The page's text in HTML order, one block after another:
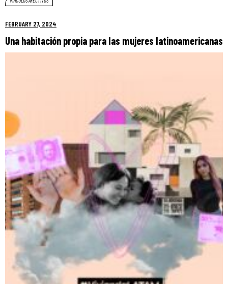
FEBRUARY 27, 2024
Una habitación propia para las mujeres latinoamericanas